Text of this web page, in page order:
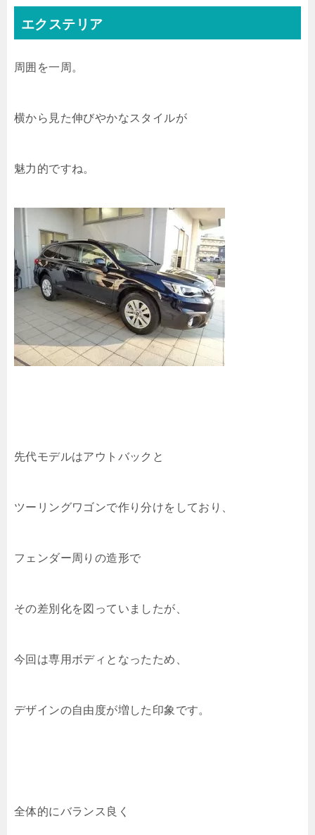
エクステリア
周囲を一周。
横から見た伸びやかなスタイルが
魅力的ですね。
先代モデルはアウトバックと
ツーリングワゴンで作り分けをしており、
フェンダー周りの造形で
その差別化を図っていましたが、
今回は専用ボディとなったため、
デザインの自由度が増した印象です。
全体的にバランス良く